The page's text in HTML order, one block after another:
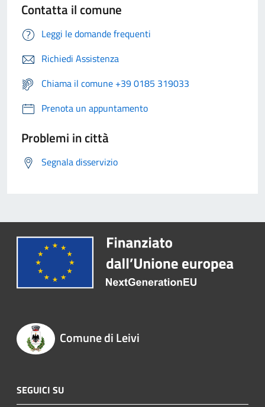
Contatta il comune
Leggi le domande frequenti
Richiedi Assistenza
Chiama il comune +39 0185 319033
Prenota un appuntamento
Problemi in città
Segnala disservizio
Comune di Leivi
SEGUICI SU